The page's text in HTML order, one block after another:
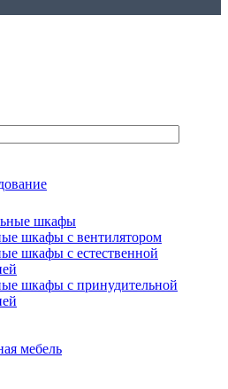
шкафы
шкафы с вентилятором
шкафы с естественной
шкафы с принудительной
мебель